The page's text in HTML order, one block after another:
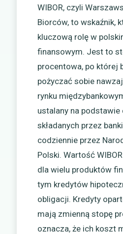
WIBOR, czyli
Biorców, to wskaźnik,
kluczową rolę w
finansowym. Jest to
procentowa, po której
pożyczać sobie
rynku
ustalany na
składanych przez
codziennie przez
Polski. Wartość
dla wielu produktów
tym kredytów
obligacji. Kredyty
mają zmienną stopę
oznacza, że ich koszt